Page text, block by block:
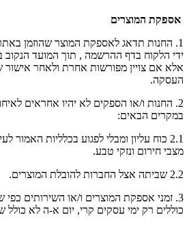
אספקת המוצרים
1. החנות תדאג לאספקת המוצר שהוזמן
ידי הלקוח בדף ההרשמה , תוך המועד
אלא אם צויין מפורשות אחרת ולאחר
העסקה.
2. החנות ו/או הספקים לא יהיו אחראים
במקרים הבאים:
2.1 כוח עליון ומבלי לפגוע בכלליות
מצבי חירום ונזקי טבע.
2.2 שביתה אצל החברות להובלת המוצרים.
3. זמני אספקת המוצרים ו/או השירותים
כוללים רק ימי עסקים קרי, יום א-ה לא כולל